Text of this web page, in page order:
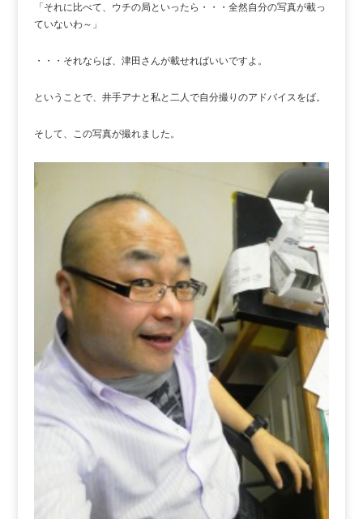
「それに比べて、ウチの局といったら・・・全然自分の写真が載っ
ていないわ～」
・・・それならば、津田さんが載せればいいですよ。
ということで、井手アナと私と二人で自分撮りのアドバイスをば。
そして、この写真が撮れました。